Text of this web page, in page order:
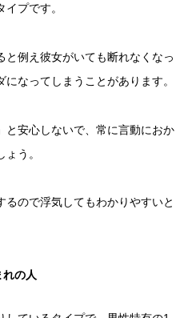
プです。
と例え彼女がいても断れなくなっ
なってしまうことがあります。
と安心しないで、常に言動におか
う。
ので浮気してもわかりやすいと
れの人